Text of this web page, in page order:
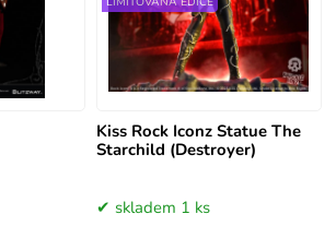
Kiss Rock Iconz Statue The
Starchild (Destroyer)
skladem 1 ks